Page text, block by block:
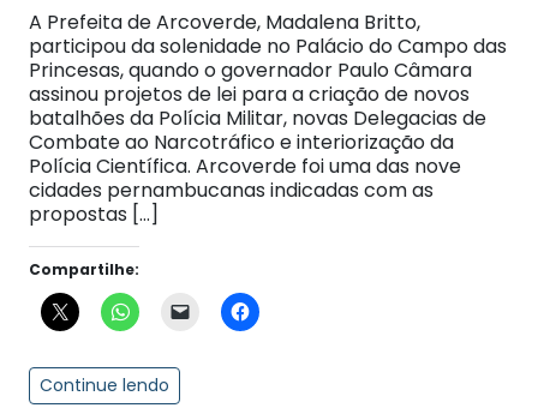
A Prefeita de Arcoverde, Madalena Britto,
participou da solenidade no Palácio do Campo das
Princesas, quando o governador Paulo Câmara
assinou projetos de lei para a criação de novos
batalhões da Polícia Militar, novas Delegacias de
Combate ao Narcotráfico e interiorização da
Polícia Científica. Arcoverde foi uma das nove
cidades pernambucanas indicadas com as
propostas […]
Compartilhe:
Continue lendo